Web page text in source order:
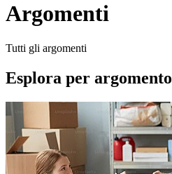
Argomenti
Tutti gli argomenti
Esplora per argomento